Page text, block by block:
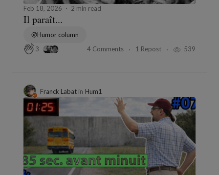
Feb 18, 2026 2 min read
Il paraît...
Humor column
3
4 Comments 1 Repost 539
Franck Labat in Hum1